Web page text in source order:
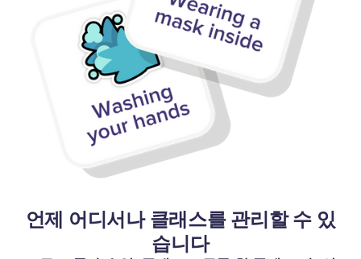
언제 어디서나 클래스를 관리할 수 있
습니다